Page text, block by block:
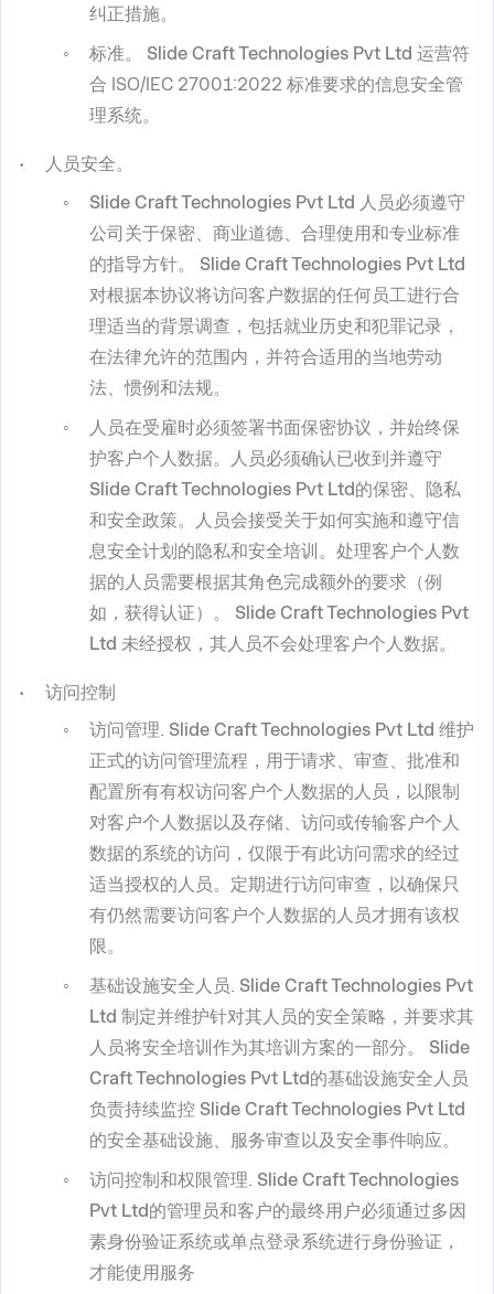
纠正措施。
标准。 Slide Craft Technologies Pvt Ltd 运营符
合 ISO/IEC 27001:2022 标准要求的信息安全管
理系统。
人员安全。
Slide Craft Technologies Pvt Ltd 人员必须遵守
公司关于保密、商业道德、合理使用和专业标准
的指导方针。 Slide Craft Technologies Pvt Ltd
对根据本协议将访问客户数据的任何员工进行合
理适当的背景调查，包括就业历史和犯罪记录，
在法律允许的范围内，并符合适用的当地劳动
法、惯例和法规。
人员在受雇时必须签署书面保密协议，并始终保
护客户个人数据。人员必须确认已收到并遵守
Slide Craft Technologies Pvt Ltd的保密、隐私
和安全政策。人员会接受关于如何实施和遵守信
息安全计划的隐私和安全培训。处理客户个人数
据的人员需要根据其角色完成额外的要求（例
如，获得认证）。 Slide Craft Technologies Pvt
Ltd 未经授权，其人员不会处理客户个人数据。
访问控制
访问管理. Slide Craft Technologies Pvt Ltd 维护
正式的访问管理流程，用于请求、审查、批准和
配置所有有权访问客户个人数据的人员，以限制
对客户个人数据以及存储、访问或传输客户个人
数据的系统的访问，仅限于有此访问需求的经过
适当授权的人员。定期进行访问审查，以确保只
有仍然需要访问客户个人数据的人员才拥有该权
限。
基础设施安全人员. Slide Craft Technologies Pvt
Ltd 制定并维护针对其人员的安全策略，并要求其
人员将安全培训作为其培训方案的一部分。 Slide
Craft Technologies Pvt Ltd的基础设施安全人员
负责持续监控 Slide Craft Technologies Pvt Ltd
的安全基础设施、服务审查以及安全事件响应。
访问控制和权限管理. Slide Craft Technologies
Pvt Ltd的管理员和客户的最终用户必须通过多因
素身份验证系统或单点登录系统进行身份验证，
才能使用服务